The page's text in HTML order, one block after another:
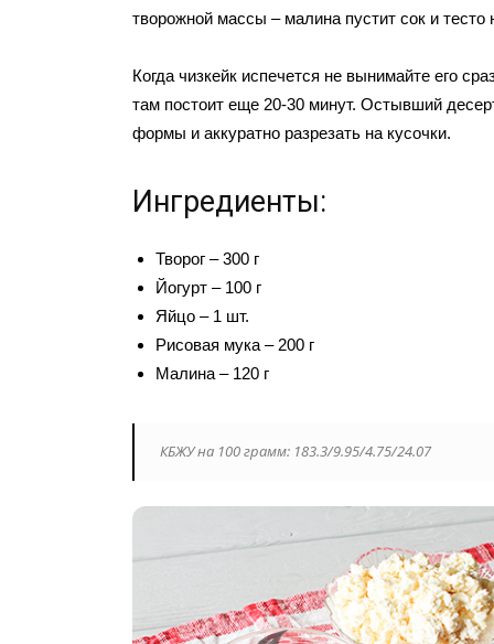
творожной массы – малина пустит сок и тесто
Когда чизкейк испечется не вынимайте его
там постоит еще 20-30 минут. Остывший
формы и аккуратно разрезать на кусочки.
Ингредиенты:
Творог – 300 г
Йогурт – 100 г
Яйцо – 1 шт.
Рисовая мука – 200 г
Малина – 120 г
КБЖУ на 100 грамм: 183.3/9.95/4.75/24.07